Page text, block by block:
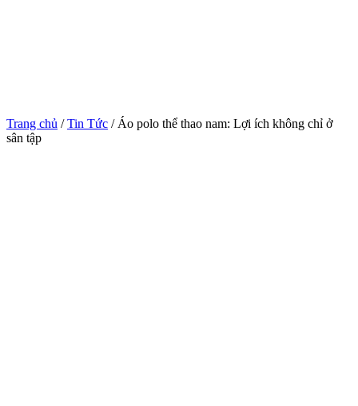
Trang chủ /Tin Tức / Áo polo thể thao nam: Lợi ích không chỉ ở
sân tập